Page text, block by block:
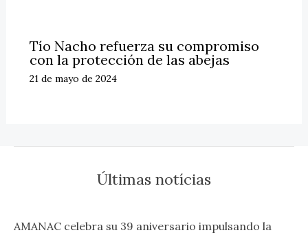
Tío Nacho refuerza su compromiso
con la protección de las abejas
21 de mayo de 2024
Últimas notícias
AMANAC celebra su 39 aniversario impulsando la